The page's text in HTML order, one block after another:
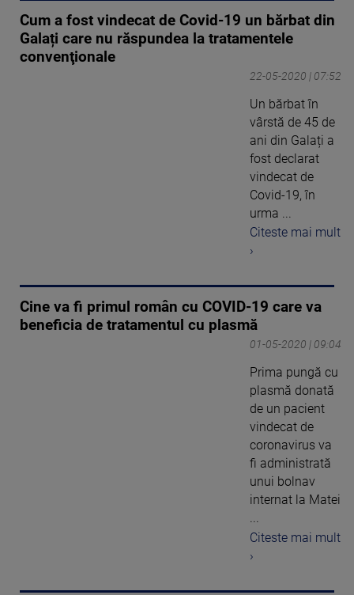
Cum a fost vindecat de Covid-19 un bărbat din
Galați care nu răspundea la tratamentele
convenţionale
22-05-2020 | 07:52
Un bărbat în
vârstă de 45 de
ani din Galați a
fost declarat
vindecat de
Covid-19, în
urma ...
Citeste mai mult
›
Cine va fi primul român cu COVID-19 care va
beneficia de tratamentul cu plasmă
01-05-2020 | 09:04
Prima pungă cu
plasmă donată
de un pacient
vindecat de
coronavirus va
fi administrată
unui bolnav
internat la Matei
...
Citeste mai mult
›